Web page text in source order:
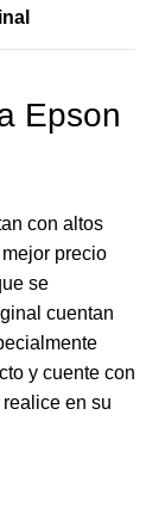
Epson
con altos
precio
se
cuentan
y cuente con
en su